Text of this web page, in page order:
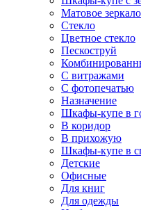
Матовое зеркало
Стекло
Цветное стекло
Пескоструй
С витражами
С фотопечатью
Назначение
Шкафы-купе в
В коридор
В прихожую
Шкафы-купе в
Детские
Офисные
Для книг
Для одежды